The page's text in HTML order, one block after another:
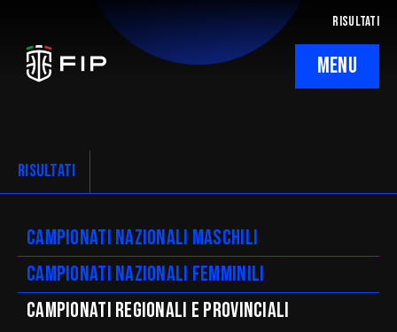
RISULTATI
MENU
Ticketing
Regolamenti
Trasparenza
SafeGuarding/SPOC
RISULTATI
Campionati nazionali maschili
Campionati nazionali femminili
CAMpionati regionali e provinciali